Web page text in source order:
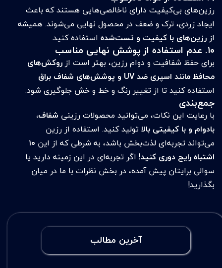
رزین‌های بی‌کیفیت دارای ناخالصی‌هایی هستند که باعث
ایجاد زردی، ترک و ضعف در محصول نهایی می‌شوند. همیشه
ازرزین‌های با کیفیت و تست‌شده استفاده کنید.
۱۰. عدم استفاده از پوشش نهایی مناسب
برای حفظ شفافیت و دوام رزین، بهتر است ازروکش‌های
محافظ مانند اسپری ضد UV و پوشش‌های شفاف براق
استفاده کنید تا از تغییر رنگ و خط و خش جلوگیری شود.
جمع‌بندی
با رعایت این نکات، می‌توانید محصولات رزینی شفاف،
بادوام و با کیفیتی بالاتولید کنید. استفاده از رزین
می‌تواند تجربه‌ای لذت‌بخش باشد، به شرطی که از این ۱۰
اشتباه رایج دوری کنید! اگر تجربه‌ای در این زمینه دارید یا
سوالی برایتان پیش آمده، در بخش نظرات با ما در میان
بگذارید!
آخرین مطالب